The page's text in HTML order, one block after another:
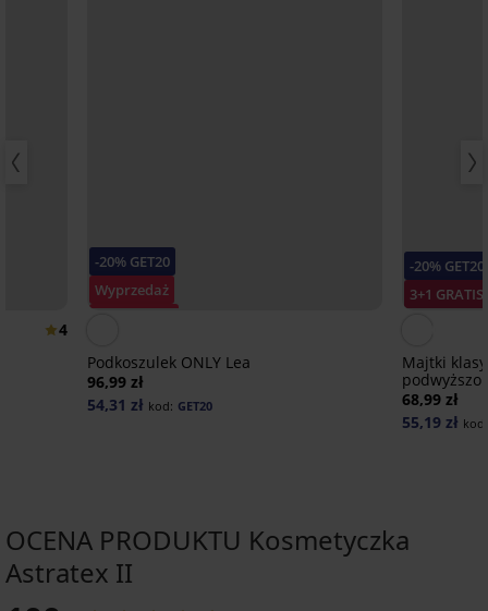
4
-20% GET20
Wyprzedaż
Podkoszulek ONLY Lea
96,99 zł
54,31 zł kod: GET20
-20% GET20
3+1 GRATIS
Majtki
68,99 zł
55,19 zł kod:
OCENA PRODUKTU Kosmetyczka
Astratex II